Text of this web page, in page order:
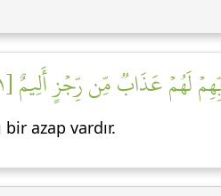
لَهُمۡ عَذَابٞ مِّن رِّجۡزٍ أَلِيمٌ [١١]
azap vardır.